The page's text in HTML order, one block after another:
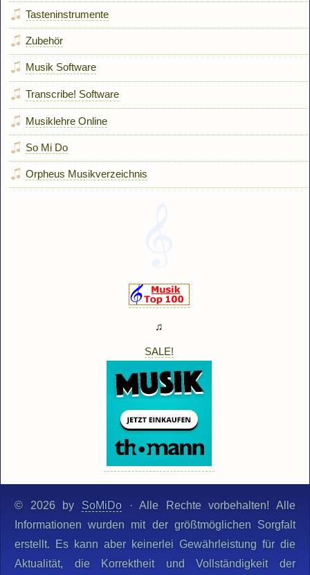
Tasteninstrumente
Zubehör
Musik Software
Transcribe! Software
Musiklehre Online
So Mi Do
Orpheus Musikverzeichnis
♫
SALE!
© 2026 by SoMiDo· Alle Rechte vorbehalten! Alle
Informationen wurden mit der größtmöglichen Sorgfalt
erstellt. Es kann aber keinerlei Gewährleistung für die
Aktualität, die Korrektheit und Vollständigkeit der